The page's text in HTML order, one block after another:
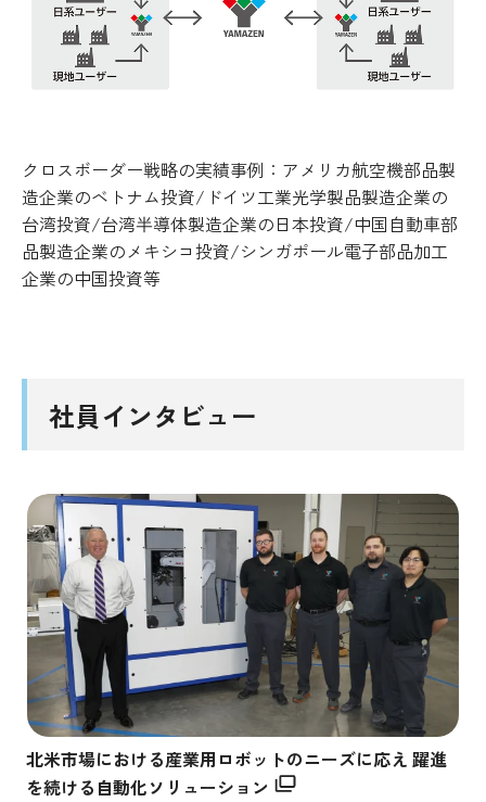
クロスボーダー戦略の実績事例：アメリカ航空機部品製
造企業のベトナム投資/ドイツ工業光学製品製造企業の
台湾投資/台湾半導体製造企業の日本投資/中国自動車部
品製造企業のメキシコ投資/シンガポール電子部品加工
企業の中国投資等
社員インタビュー
北米市場における産業用ロボットのニーズに応え 躍進
を続ける自動化ソリューション